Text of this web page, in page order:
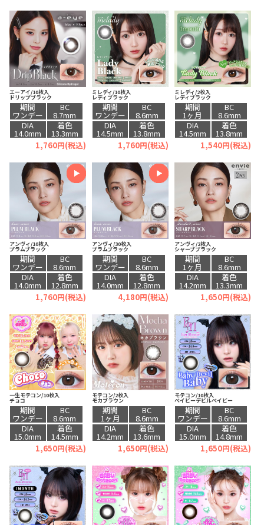
エーアイ/10枚入
ドリップブラック
期間
ワンデー
BC
8.7mm
DIA
14.0mm
着色
13.3mm
1,760円(税込)
ミレディ/10枚入
レディブラック
期間
ワンデー
BC
8.6mm
DIA
14.5mm
着色
13.8mm
1,760円(税込)
ミレディ/2枚入
レディブラック
期間
1ヶ月
BC
8.6mm
DIA
14.5mm
着色
13.8mm
1,540円(税込)
アンヴィ/10枚入
プラムブラック
期間
ワンデー
BC
8.6mm
DIA
14.0mm
着色
12.8mm
1,760円(税込)
アンヴィ/30枚入
プラムブラック
期間
ワンデー
BC
8.6mm
DIA
14.0mm
着色
12.8mm
4,180円(税込)
アンヴィ/2枚入
シャープブラック
期間
1ヶ月
BC
8.6mm
DIA
14.2mm
着色
13.3mm
1,650円(税込)
一生モテコン/10枚入
チョコ
期間
ワンデー
BC
8.6mm
DIA
15.0mm
着色
14.5mm
1,650円(税込)
モテコン/2枚入
モカブラウン
期間
1ヶ月
BC
8.6mm
DIA
14.2mm
着色
13.6mm
1,650円(税込)
モテコン/10枚入
ベイビーデビルベイビー
期間
ワンデー
BC
8.6mm
DIA
15.0mm
着色
14.8mm
1,650円(税込)